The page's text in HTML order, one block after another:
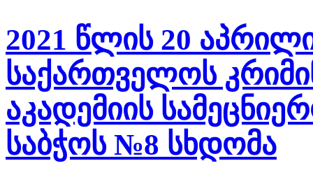
2021 წლის 20
საქართველოს
აკადემიის
საბჭოს №8 სხდომა